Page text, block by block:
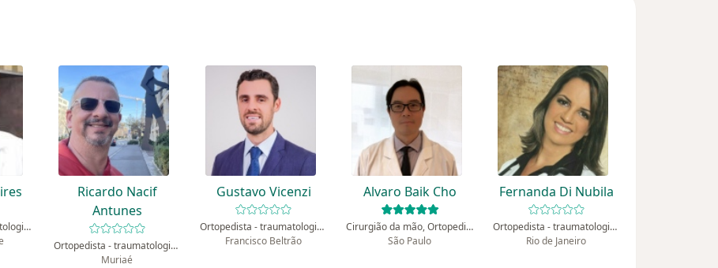
Ortopedista - traumatologista
Ricardo Nacif
Antunes
Ortopedista - traumatologista
Muriaé
Gustavo Vicenzi
Ortopedista - traumatologista
Francisco Beltrão
Alvaro Baik Cho
Cirurgião da mão, Ortopedista - traumatologista
São Paulo
Fernanda Di Nubila
Ortopedista - traumatologista
Rio de Janeiro